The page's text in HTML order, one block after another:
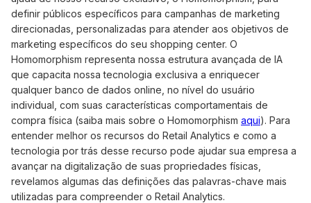
definir públicos específicos para campanhas de marketing
direcionadas, personalizadas para atender aos objetivos de
marketing específicos do seu shopping center. O
Homomorphism representa nossa estrutura avançada de IA
que capacita nossa tecnologia exclusiva a enriquecer
qualquer banco de dados online, no nível do usuário
individual, com suas características comportamentais de
compra física (saiba mais sobre o Homomorphism aqui). Para
entender melhor os recursos do Retail Analytics e como a
tecnologia por trás desse recurso pode ajudar sua empresa a
avançar na digitalização de suas propriedades físicas,
revelamos algumas das definições das palavras-chave mais
utilizadas para compreender o Retail Analytics.